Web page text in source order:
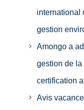
international
gestion
Amongo a
gestion de
certification
Avis